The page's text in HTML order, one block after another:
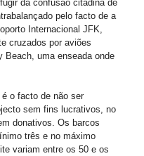
da confusão citadina de
pelo facto de a
Internacional JFK,
cruzados por aviões
Beach, uma enseada onde
o facto de não ser
sem fins lucrativos, no
donativos. Os barcos
três e no máximo
variam entre os 50 e os